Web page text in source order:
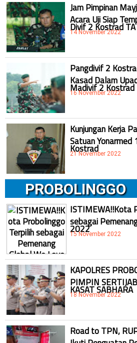
Jam Pimpinan
Acara Uji Siap
Divif 2 Kostrad
14 November 2022
Pangdivif 2
Kasad Dalam
Madivif 2 Kostrad
16 November 2022
Kunjungan Kerja
Satuan Yonarmed
Kostrad
21 November 2022
PROBOLINGGO
ISTIMEWA!!Kota
sebagai
2022
15 November 2022
KAPOLRES
PIMPIN
KASAT SABHARA
18 November 2022
Road to TPN,
Ikuti Penguatan